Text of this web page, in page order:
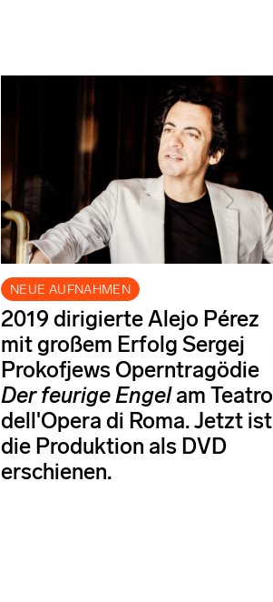
NEUE AUFNAHMEN
2019 dirigierte Alejo Pérez
mit großem Erfolg Sergej
Prokofjews Operntragödie
Der feurige Engelam Teatro
dell'Opera di Roma. Jetzt ist
die Produktion als DVD
erschienen.